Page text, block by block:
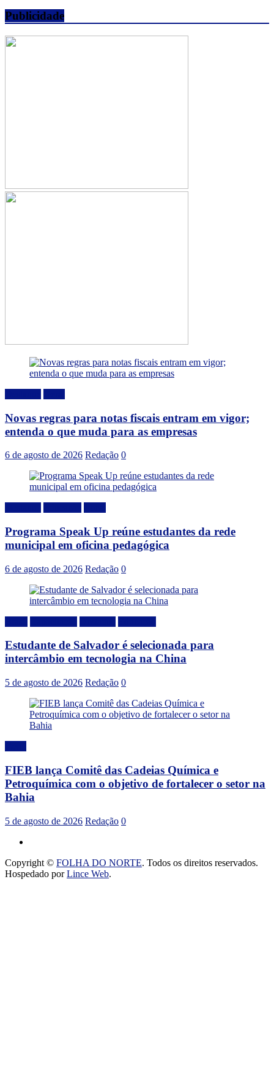
Publicidade
Novas regras para notas fiscais entram em vigor;
entenda o que muda para as empresas
6 de agosto de 2026 Redação 0
Programa Speak Up reúne estudantes da rede
municipal em oficina pedagógica
6 de agosto de 2026 Redação 0
Estudante de Salvador é selecionada para
intercâmbio em tecnologia na China
5 de agosto de 2026 Redação 0
FIEB lança Comitê das Cadeias Química e
Petroquímica com o objetivo de fortalecer o setor na
Bahia
5 de agosto de 2026 Redação 0
Copyright © FOLHA DO NORTE. Todos os direitos reservados.
Hospedado porLince Web.